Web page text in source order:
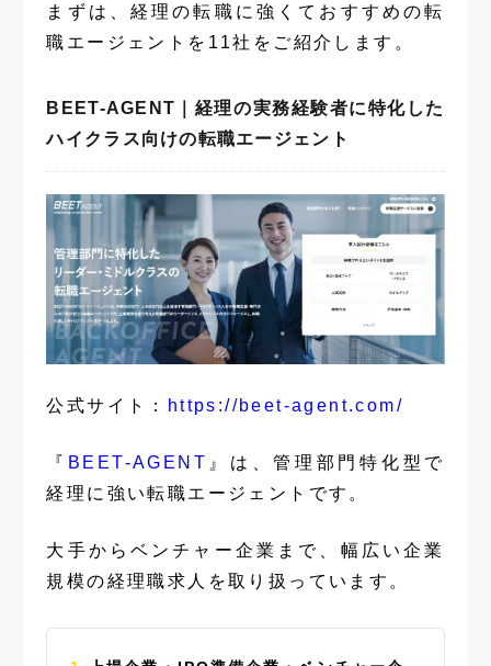
まずは、経理の転職に強くておすすめの転
職エージェントを11社をご紹介します。
BEET-AGENT｜経理の実務経験者に特化した
ハイクラス向けの転職エージェント
公式サイト： https://beet-agent.com/
『 BEET-AGENT 』は、管理部門特化型で
経理に強い転職エージェントです。
大手からベンチャー企業まで、幅広い企業
規模の経理職求人を取り扱っています。